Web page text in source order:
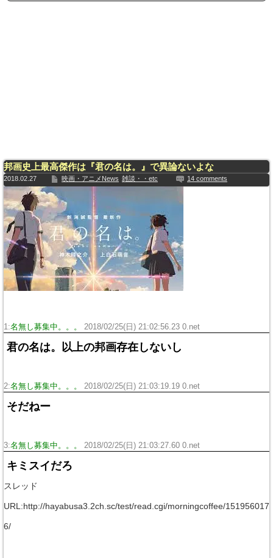
邦画史上最高傑作は『君の名は。』で異論ないよな
2018.02.27 映画・アニメNews 雑談・・etc 14 comments
1:名無し募集中。。。 2018/02/25(日) 21:02:56.23 0.net
君の名は。以上の邦画存在しないし
2:名無し募集中。。。 2018/02/25(日) 21:03:19.19 0.net
そだねー
3:名無し募集中。。。 2018/02/25(日) 21:03:27.60 0.net
キミスイだろ
スレッド
URL:http://hayabusa3.2ch.sc/test/read.cgi/morningcoffee/151956017
6/